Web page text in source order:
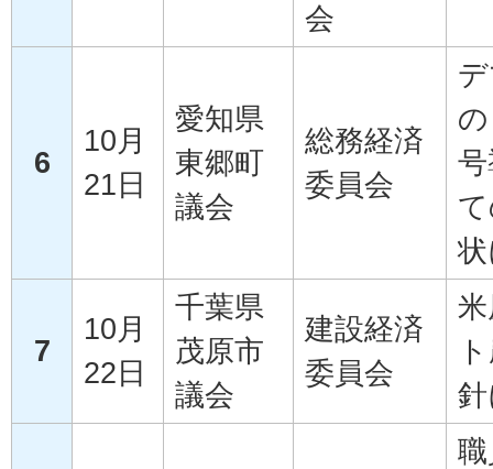
会
6
10月
21日
愛知県
東郷町
議会
総務経済
委員会
7
10月
22日
千葉県
茂原市
議会
建設経済
委員会